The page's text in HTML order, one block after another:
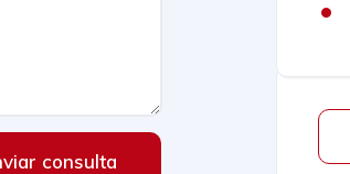
consulta